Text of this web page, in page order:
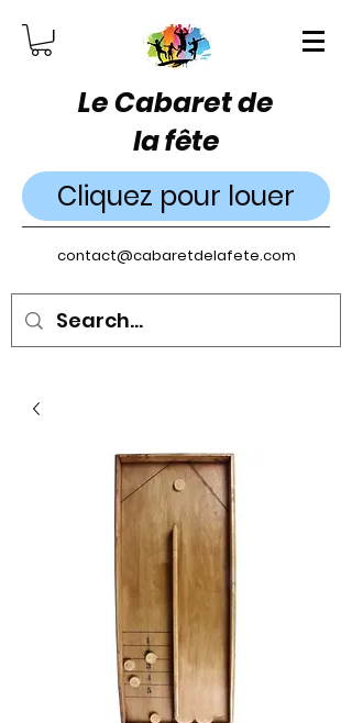
Le Cabaret de
la fête
Cliquez pour louer
contact@cabaretdelafete.com